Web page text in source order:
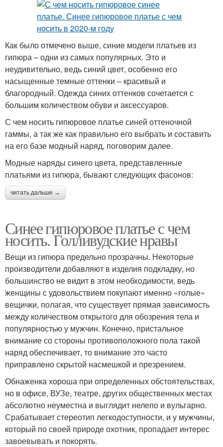
Как было отмечено выше, синие модели платьев из
гипюра – одни из самых популярных. Это и
неудивительно, ведь синий цвет, особенно его
насыщенные темные оттенки – красивый и
благородный. Одежда синих оттенков сочетается с
большим количеством обуви и аксессуаров.
С чем носить гипюровое платье синей оттеночной
гаммы, а так же как правильно его выбрать и составить
на его базе модный наряд, поговорим далее.
Модные наряды синего цвета, представленные
платьями из гипюра, бывают следующих фасонов:
читать дальше →
Синее гипюровое платье с чем
носить. Голливудские нравы
Вещи из гипюра предельно прозрачны. Некоторые
производители добавляют в изделия подкладку, но
большинство не видит в этом необходимости, ведь
женщины с удовольствием покупают именно «голые»
вещички, полагая, что существует прямая зависимость
между количеством открытого для обозрения тела и
популярностью у мужчин. Конечно, пристальное
внимание со стороны противоположного пола такой
наряд обеспечивает, то внимание это часто
приправлено скрытой насмешкой и презрением.
Обнаженка хороша при определенных обстоятельствах,
но в офисе, ВУЗе, театре, других общественных местах
абсолютно неуместна и выглядит нелепо и вульгарно.
Срабатывает стереотип легкодоступности, и у мужчины,
который по своей природе охотник, пропадает интерес
завоевывать и покорять.